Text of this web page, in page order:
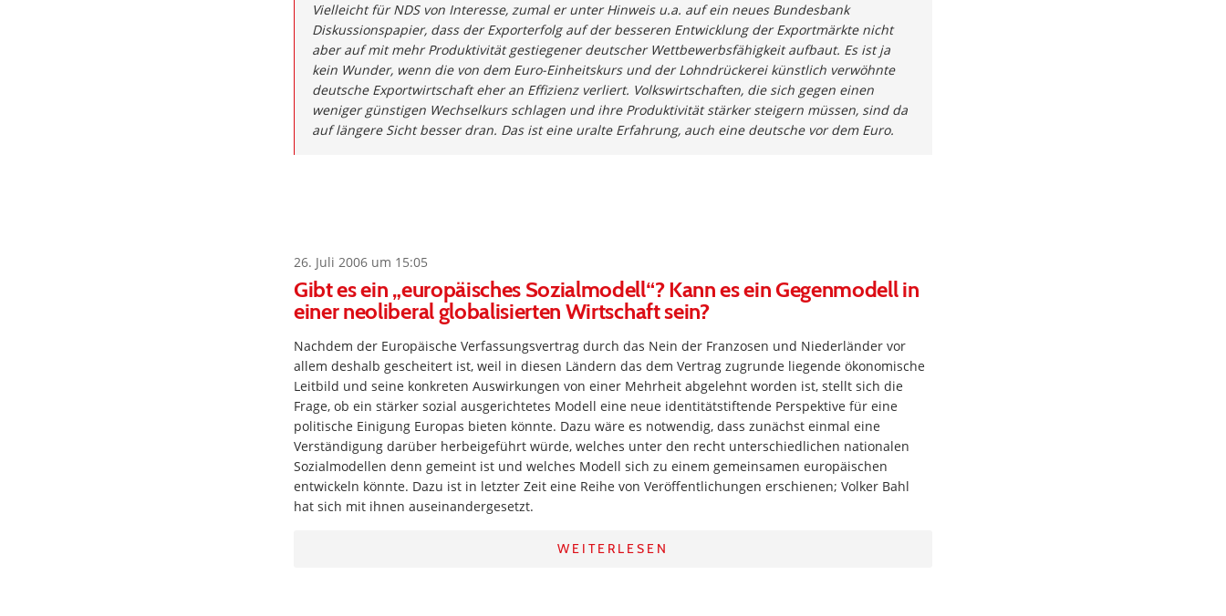
Vielleicht für NDS von Interesse, zumal er unter Hinweis u.a. auf ein neues Bundesbank
Diskussionspapier, dass der Exporterfolg auf der besseren Entwicklung der Exportmärkte nicht
aber auf mit mehr Produktivität gestiegener deutscher Wettbewerbsfähigkeit aufbaut. Es ist ja
kein Wunder, wenn die von dem Euro-Einheitskurs und der Lohndrückerei künstlich verwöhnte
deutsche Exportwirtschaft eher an Effizienz verliert. Volkswirtschaften, die sich gegen einen
weniger günstigen Wechselkurs schlagen und ihre Produktivität stärker steigern müssen, sind da
auf längere Sicht besser dran. Das ist eine uralte Erfahrung, auch eine deutsche vor dem Euro.
26. Juli 2006 um 15:05
Gibt es ein „europäisches Sozialmodell“? Kann es ein Gegenmodell in
einer neoliberal globalisierten Wirtschaft sein?
Nachdem der Europäische Verfassungsvertrag durch das Nein der Franzosen und Niederländer vor
allem deshalb gescheitert ist, weil in diesen Ländern das dem Vertrag zugrunde liegende ökonomische
Leitbild und seine konkreten Auswirkungen von einer Mehrheit abgelehnt worden ist, stellt sich die
Frage, ob ein stärker sozial ausgerichtetes Modell eine neue identitätstiftende Perspektive für eine
politische Einigung Europas bieten könnte. Dazu wäre es notwendig, dass zunächst einmal eine
Verständigung darüber herbeigeführt würde, welches unter den recht unterschiedlichen nationalen
Sozialmodellen denn gemeint ist und welches Modell sich zu einem gemeinsamen europäischen
entwickeln könnte. Dazu ist in letzter Zeit eine Reihe von Veröffentlichungen erschienen; Volker Bahl
hat sich mit ihnen auseinandergesetzt.
WEITERLESEN